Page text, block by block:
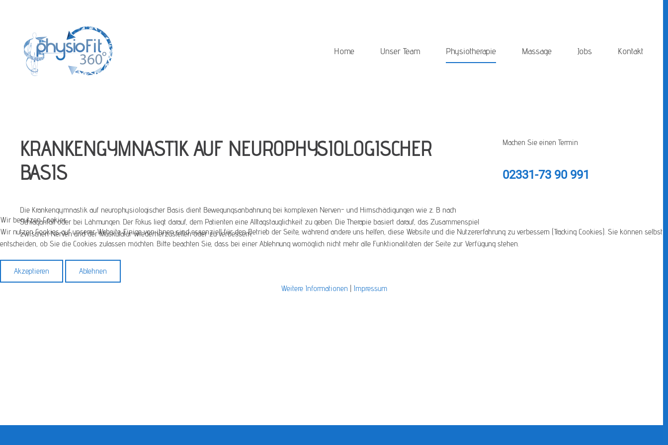
Home Unser Team Physiotherapie Massage Jobs Kontakt
KRANKENGYMNASTIK AUF NEUROPHYSIOLOGISCHER
BASIS
Die Krankengymnastik auf neurophysiologischer Basis dient Bewegungsanbahnung bei komplexen Nerven- und Hirnschädigungen wie z. B nach
Schlaganfall oder bei Lähmungen. Der Fokus liegt darauf, dem Patienten eine Alltagstauglichkeit zu geben. Die Therapie basiert darauf, das Zusammenspiel
zwischen Nerven und der Muskulatur wiederherzustellen oder zu verbessern.
Machen Sie einen Termin
02331-73 90 991
Wir benutzen Cookies
Wir nutzen Cookies auf unserer Website. Einige von ihnen sind essenziell für den Betrieb der Seite, während andere uns helfen, diese Website und die Nutzererfahrung zu verbessern (Tracking Cookies). Sie können selbst
entscheiden, ob Sie die Cookies zulassen möchten. Bitte beachten Sie, dass bei einer Ablehnung womöglich nicht mehr alle Funktionalitäten der Seite zur Verfügung stehen.
Akzeptieren
Ablehnen
Weitere Informationen | Impressum